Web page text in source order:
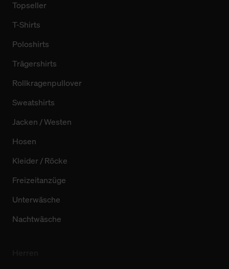
Topseller
T-Shirts
Poloshirts
Trägershirts
Rollkragenpullover
Sweatshirts
Jacken / Westen
Hosen
Kleider / Röcke
Freizeitanzüge
Unterwäsche
Nachtwäsche